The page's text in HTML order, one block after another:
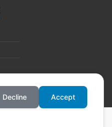
Decline Accept